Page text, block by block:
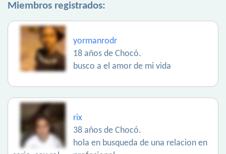
Miembros registrados:
yormanrodr
18 años de Chocó.
busco a el amor de mi vida
rix
38 años de Chocó.
hola en busqueda de una relacion en